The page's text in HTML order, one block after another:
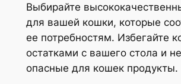
Выбирайте
для вашей кошки, которые
ее потребностям. Избегайте
остатками с вашего стола и
опасные для кошек продукты.